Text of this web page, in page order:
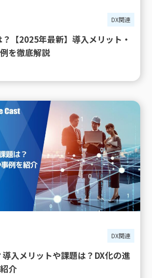
DX関連
【2025年最新】導入メリット・
を徹底解説
DX関連
入メリットや課題は？DX化の進
介